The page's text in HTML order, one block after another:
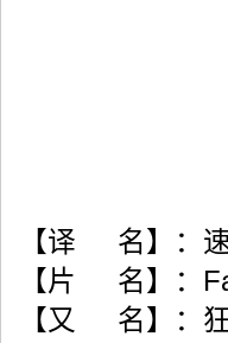
【译 名】：
【片 名】：
【又 名】：